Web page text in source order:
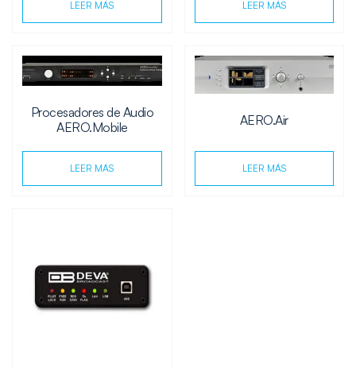
LEER MÁS LEER MÁS
Procesadores de Audio
AERO.Mobile
LEER MÁS
AERO.Air
LEER MÁS